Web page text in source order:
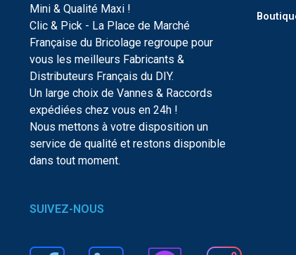
Mini & Qualité Maxi !
Clic & Pick - La Place de Marché
Française du Bricolage regroupe pour
vous les meilleurs Fabricants &
Distributeurs Français du DIY.
Un large choix de Vannes & Raccords
expédiées chez vous en 24h !
Nous mettons à votre disposition un
service de qualité et restons disponible
dans tout moment.
SUIVEZ-NOUS